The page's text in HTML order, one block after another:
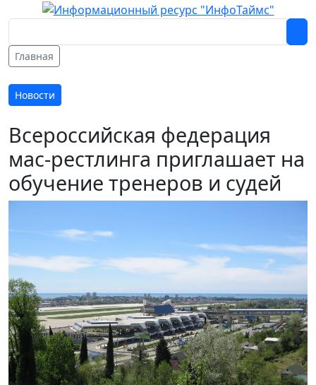
Главная
Новости
Всероссийская федерация
мас-рестлинга приглашает на
обучение тренеров и судей